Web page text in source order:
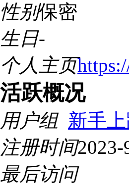
性别保密
生日-
个人主页
活跃概况
用户组 新手
注册时间2023-
最后访问